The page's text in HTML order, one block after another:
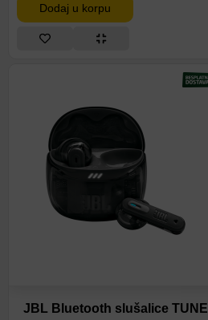
Dodaj u korpu
JBL Bluetooth slušalice TUNE